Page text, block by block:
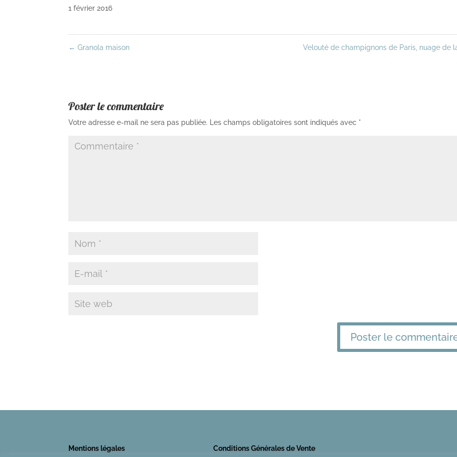
1 février 2016
← Granola maison Velouté de champignons de Paris, nuage de
Poster le commentaire
Votre adresse e-mail ne sera pas publiée. Les champs obligatoires sont indiqués avec *
Mentions légales Conditions Générales de Vente